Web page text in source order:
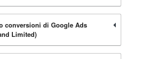
conversioni di Google Ads
Limited)